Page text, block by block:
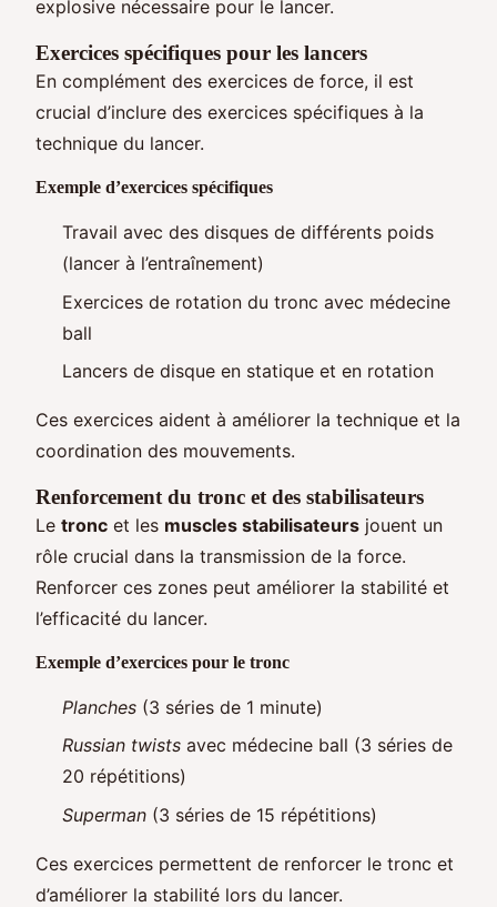
explosive nécessaire pour le lancer.
Exercices spécifiques pour les lancers
En complément des exercices de force, il est
crucial d’inclure des exercices spécifiques à la
technique du lancer.
Exemple d’exercices spécifiques
Travail avec des disques de différents poids
(lancer à l’entraînement)
Exercices de rotation du tronc avec médecine
ball
Lancers de disque en statique et en rotation
Ces exercices aident à améliorer la technique et la
coordination des mouvements.
Renforcement du tronc et des stabilisateurs
Le tronc et les muscles stabilisateurs jouent un
rôle crucial dans la transmission de la force.
Renforcer ces zones peut améliorer la stabilité et
l’efficacité du lancer.
Exemple d’exercices pour le tronc
Planches (3 séries de 1 minute)
Russian twists avec médecine ball (3 séries de
20 répétitions)
Superman (3 séries de 15 répétitions)
Ces exercices permettent de renforcer le tronc et
d’améliorer la stabilité lors du lancer.